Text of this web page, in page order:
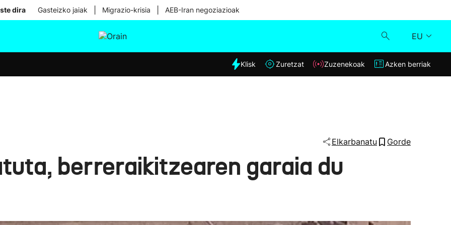
dira Gasteizko jaiak Migrazio-krisia AEB-Iran negoziazioak
EU
Eguraldia
Klisk
Klisk Zuretzat Zuzenekoak Azken berriak
Elkarbanatu Gorde
berreraikitzearen garaia du